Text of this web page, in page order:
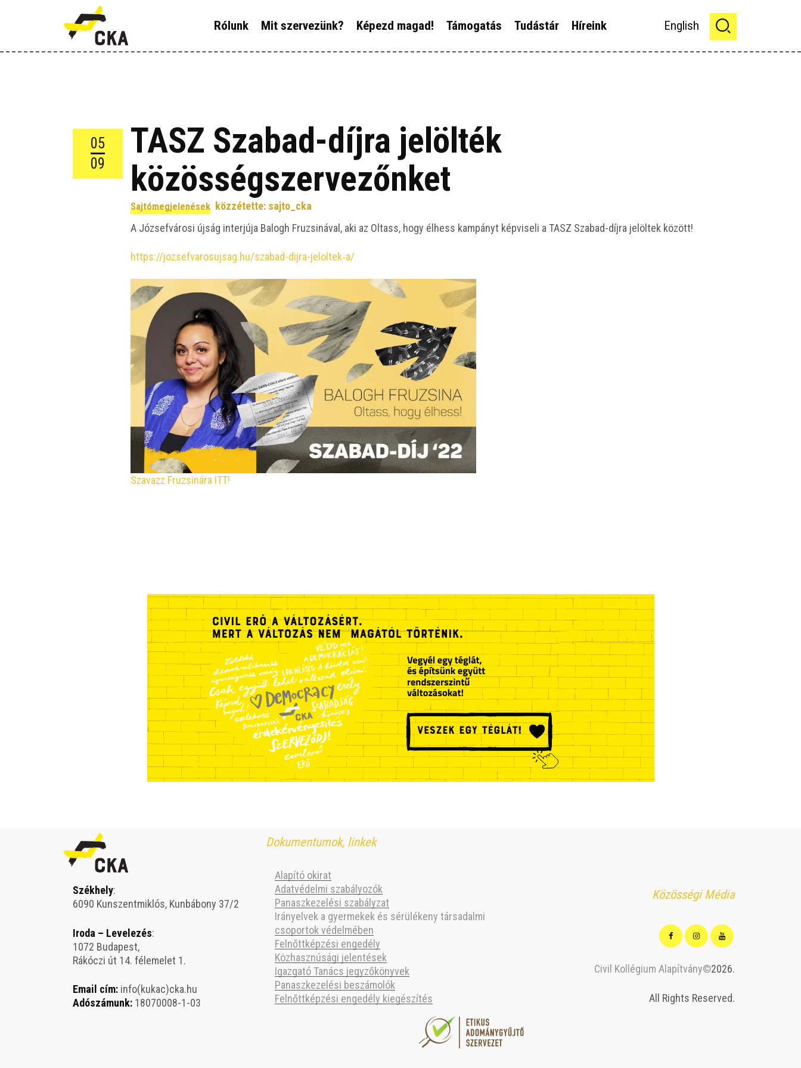
Rólunk Mit szervezünk? Képezd magad! Támogatás Tudástár Híreink English
RÓLUNK
MIT SZERVEZÜNK?
TUDÁSTÁR
HÍREINK
05
09
TASZ Szabad-díjra jelölték
közösségszervezőnket
Sajtómegjelenések közzétette: sajto_cka
A József­vá­ro­si újság inter­jú­ja Balogh Fru­zsi­ná­val, aki az Oltass, hogy élhess kam­pányt kép­vi­se­li a TASZ Sza­bad-díj­ra jelöl­tek között!
https://jozsefvarosujsag.hu/szabad-dijra-jeloltek‑a/
Sza­vazz Fru­zsi­ná­ra ITT!
Székhely:
6090 Kunszentmiklós, Kunbábony 37/2
Iroda – Levelezés:
1072 Budapest,
Rákóczi út 14. félemelet 1.
Email cím: info(kukac)cka.hu
Adószámunk: 18070008-1-03
Dokumentumok, linkek
Alapító okirat
Adatvédelmi szabályozók
Panaszkezelési szabályzat
Irányelvek a gyermekek és sérülékeny társadalmi
csoportok védelmében
Felnőttképzési engedély
Közhasznúsági jelentések
Igazgató Tanács jegyzőkönyvek
Panaszkezelési beszámolók
Felnőttképzési engedély kiegészítés
Közösségi Média
Civil Kollégium Alapítvány©2026.
All Rights Reserved.